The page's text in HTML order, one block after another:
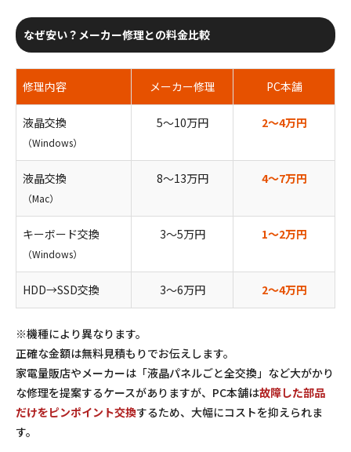
なぜ安い？メーカー修理との料金比較
修理内容 メーカー修理 PC本舗
液晶交換
（Windows）
5〜10万円 2〜4万円
液晶交換
（Mac）
8〜13万円 4〜7万円
キーボード交換
（Windows）
3〜5万円 1〜2万円
HDD→SSD交換 3〜6万円 2〜4万円
※機種により異なります。
正確な金額は無料見積もりでお伝えします。
家電量販店やメーカーは「液晶パネルごと全交換」など大がかり
な修理を提案するケースがありますが、PC本舗は故障した部品
だけをピンポイント交換するため、大幅にコストを抑えられま
す。